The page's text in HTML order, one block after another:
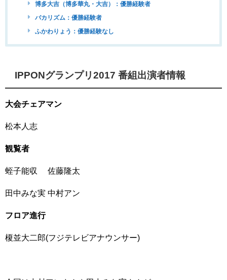
博多大吉（博多華丸・大吉）：優勝経験者
バカリズム：優勝経験者
ふかわりょう：優勝経験なし
IPPONグランプリ2017 番組出演者情報
大会チェアマン
松本人志
観覧者
蛭子能収 佐藤隆太
田中みな実 中村アン
フロア進行
榎並大二郎(フジテレビアナウンサー)